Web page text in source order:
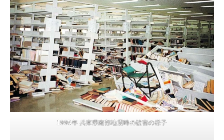
1995年 兵庫県南部地震時の被害の様子